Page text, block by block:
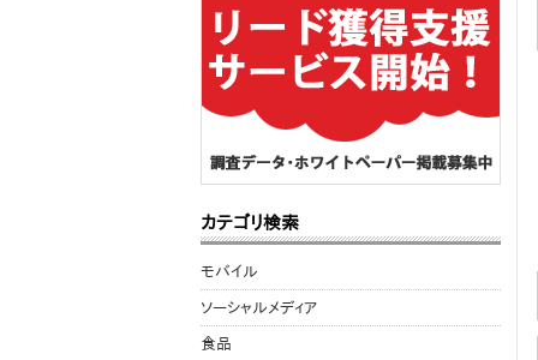
カテゴリ検索
モバイル
ソーシャルメディア
食品